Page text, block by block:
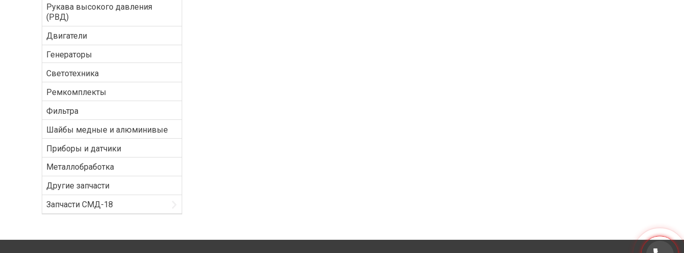
Рукава высокого давления
(РВД)
Двигатели
Генераторы
Светотехника
Ремкомплекты
Фильтра
Шайбы медные и алюминивые
Приборы и датчики
Металлобработка
Другие запчасти
Запчасти СМД-18